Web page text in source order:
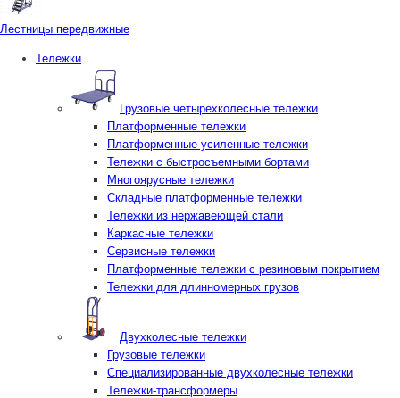
Лестницы передвижные
Тележки
Грузовые четырехколесные тележки
Платформенные тележки
Платформенные усиленные тележки
Тележки с быстросъемными бортами
Многоярусные тележки
Складные платформенные тележки
Тележки из нержавеющей стали
Каркасные тележки
Сервисные тележки
Платформенные тележки с резиновым покрытием
Тележки для длинномерных грузов
Двухколесные тележки
Грузовые тележки
Специализированные двухколесные тележки
Тележки-трансформеры